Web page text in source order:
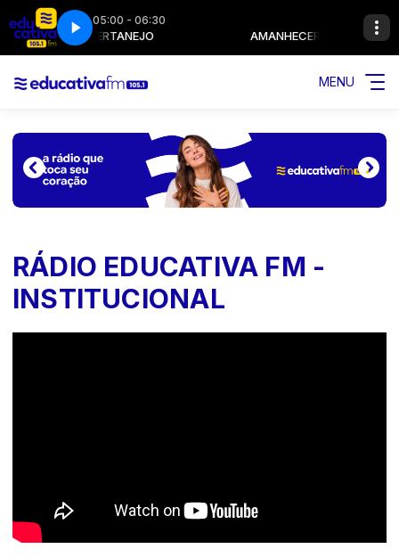
05:00 - 06:30
AMANHECER SERTANEJO AMANHECER SERTANEJO
MENU
RÁDIO EDUCATIVA FM -
INSTITUCIONAL